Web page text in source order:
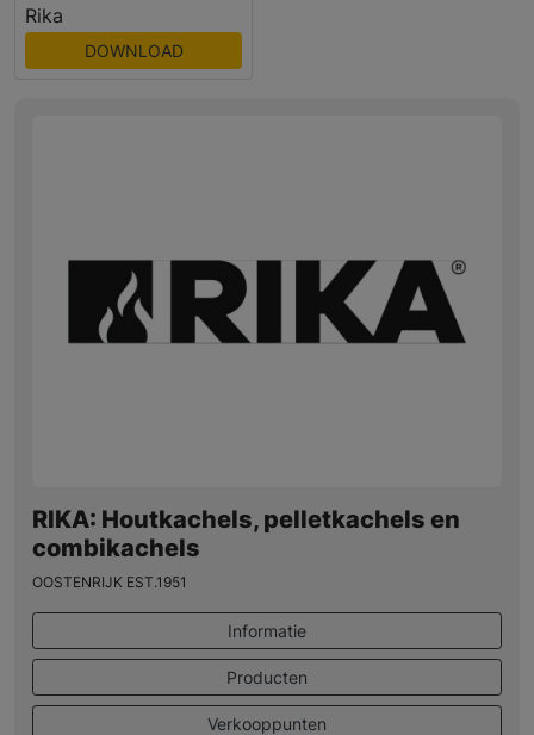
Rika
DOWNLOAD
RIKA: Houtkachels, pelletkachels en
combikachels
OOSTENRIJK EST.1951
Informatie
Producten
Verkooppunten